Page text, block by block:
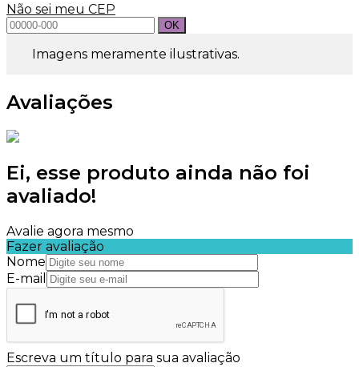
Não sei meu CEP
Imagens meramente ilustrativas.
Avaliações
Ei, esse produto ainda não foi
avaliado!
Avalie agora mesmo
Fazer avaliação
Nome
E-mail
Escreva um título para sua avaliação